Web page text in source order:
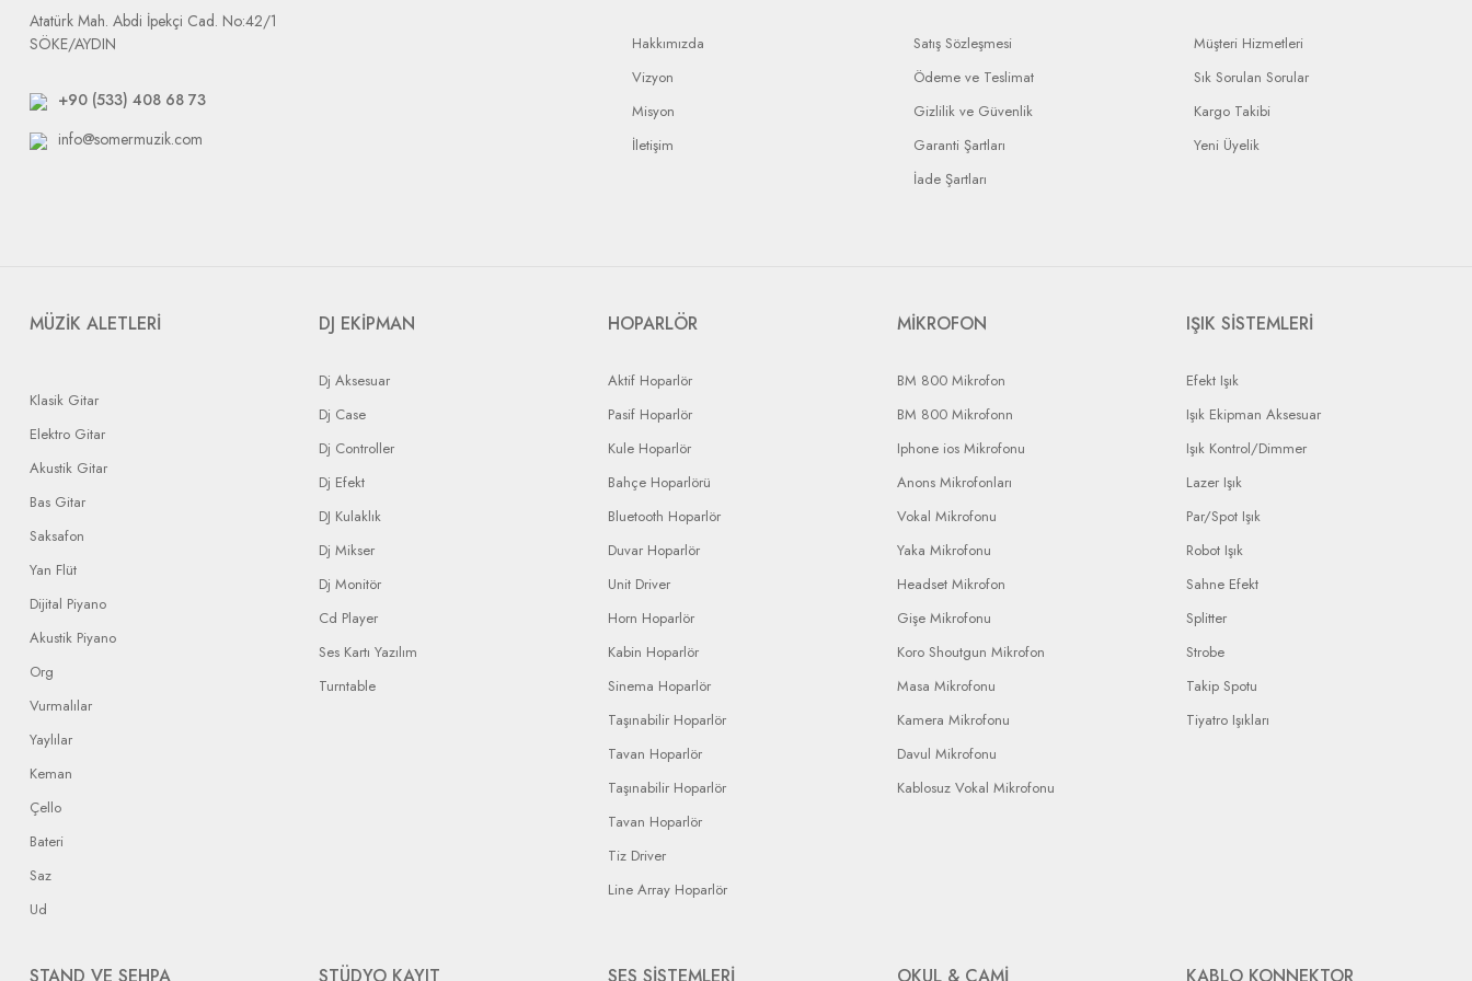
Atatürk Mah. Abdi İpekçi Cad. No:42/1
SÖKE/AYDIN
+90 (533) 408 68 73
info@somermuzik.com
Hakkımızda
Vizyon
Misyon
İletişim
Satış Sözleşmesi
Ödeme ve Teslimat
Gizlilik ve Güvenlik
Garanti Şartları
İade Şartları
Müşteri Hizmetleri
Sık Sorulan Sorular
Kargo Takibi
Yeni Üyelik
MÜZİK ALETLERİ
Klasik Gitar
Elektro Gitar
Akustik Gitar
Bas Gitar
Saksafon
Yan Flüt
Dijital Piyano
Akustik Piyano
Org
Vurmalılar
Yaylılar
Keman
Çello
Bateri
Saz
Ud
DJ EKİPMAN
Dj Aksesuar
Dj Case
Dj Controller
Dj Efekt
DJ Kulaklık
Dj Mikser
Dj Monitör
Cd Player
Ses Kartı Yazılım
Turntable
HOPARLÖR
Aktif Hoparlör
Pasif Hoparlör
Kule Hoparlör
Bahçe Hoparlörü
Bluetooth Hoparlör
Duvar Hoparlör
Unit Driver
Horn Hoparlör
Kabin Hoparlör
Sinema Hoparlör
Taşınabilir Hoparlör
Tavan Hoparlör
Taşınabilir Hoparlör
Tavan Hoparlör
Tiz Driver
Line Array Hoparlör
MİKROFON
BM 800 Mikrofon
BM 800 Mikrofonn
Iphone ios Mikrofonu
Anons Mikrofonları
Vokal Mikrofonu
Yaka Mikrofonu
Headset Mikrofon
Gişe Mikrofonu
Koro Shoutgun Mikrofon
Masa Mikrofonu
Kamera Mikrofonu
Davul Mikrofonu
Kablosuz Vokal Mikrofonu
IŞIK SİSTEMLERİ
Efekt Işık
Işık Ekipman Aksesuar
Işık Kontrol/Dimmer
Lazer Işık
Par/Spot Işık
Robot Işık
Sahne Efekt
Splitter
Strobe
Takip Spotu
Tiyatro Işıkları